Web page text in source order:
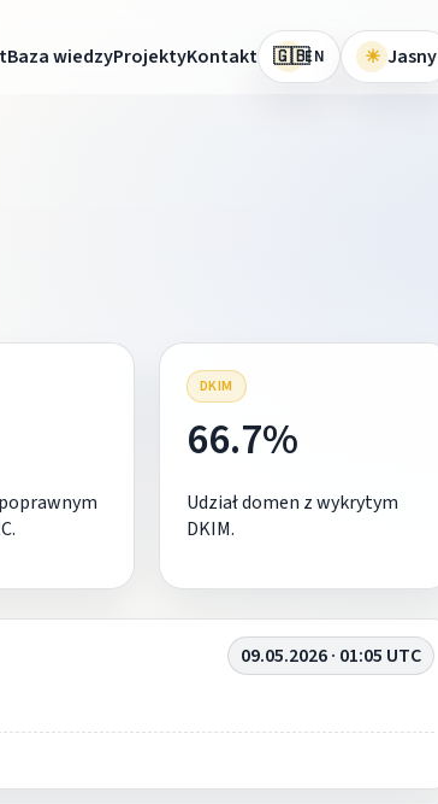
Baza wiedzyProjektyKontakt 🇬🇧EN ☀ Jasny
DKIM
66.7%
Udział domen z wykrytym
DKIM.
09.05.2026 · 01:05 UTC